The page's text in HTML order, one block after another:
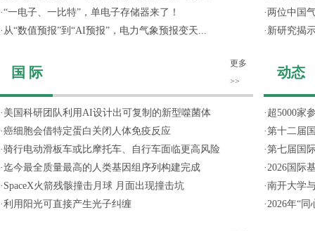
·“一电子、一比特”，单电子存储器来了！
· 从“数值预报”到“AI预报”，电力气象预报变天...
国 际
更多
>>
· 美国科研团队利用AI设计出可复制的新型噬菌体
·癌细胞会借特定蛋白关闭人体免疫反应
·骑行电动滑板车或比摩托车、自行车面临更高风险
·迄今最全质量最高的人类基因组序列构建完成
· SpaceX火箭残骸撞击月球 月面出现撞击坑
·利用阳光可直接产生光子纠缠
· 两位中国
· 新研究揭
动态
· 超5000家
·第十二届
·第七届国
·2026国际
·南开大学
·2026年“